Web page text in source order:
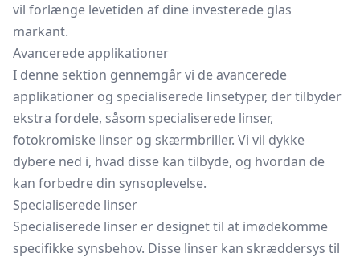
vil forlænge levetiden af dine investerede glas
markant.
Avancerede applikationer
I denne sektion gennemgår vi de avancerede
applikationer og specialiserede linsetyper, der tilbyder
ekstra fordele, såsom specialiserede linser,
fotokromiske linser og skærmbriller. Vi vil dykke
dybere ned i, hvad disse kan tilbyde, og hvordan de
kan forbedre din synsoplevelse.
Specialiserede linser
Specialiserede linser er designet til at imødekomme
specifikke synsbehov. Disse linser kan skræddersys til